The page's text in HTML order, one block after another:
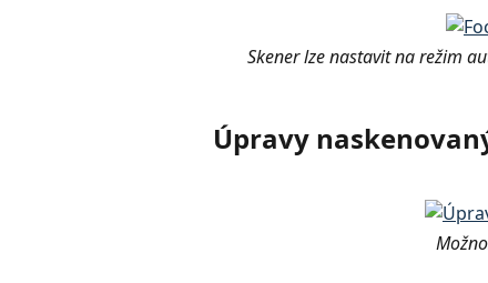
Skener lze nastavit na režim
Úpravy